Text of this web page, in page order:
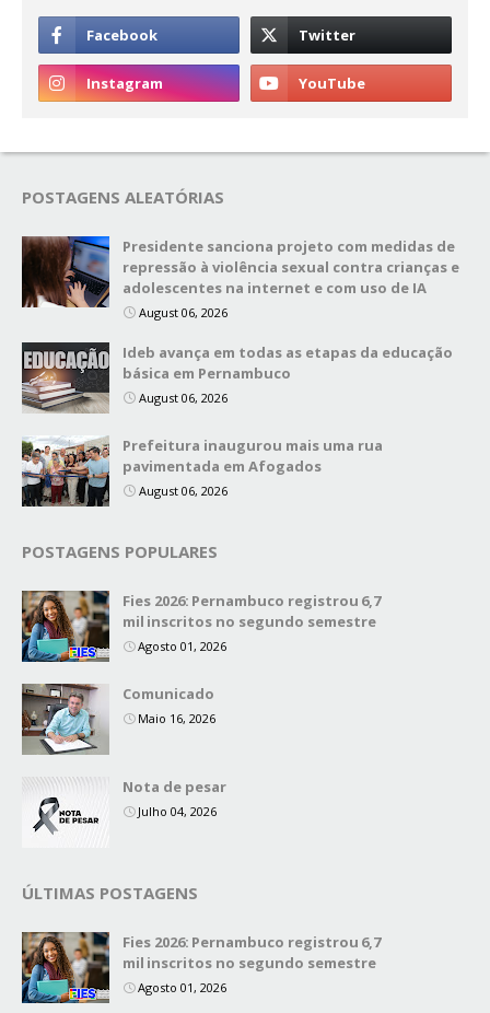
POSTAGENS ALEATÓRIAS
Presidente sanciona projeto com medidas de
repressão à violência sexual contra crianças e
adolescentes na internet e com uso de IA
August 06, 2026
Ideb avança em todas as etapas da educação
básica em Pernambuco
August 06, 2026
Prefeitura inaugurou mais uma rua
pavimentada em Afogados
August 06, 2026
POSTAGENS POPULARES
Fies 2026: Pernambuco registrou 6,7
mil inscritos no segundo semestre
Agosto 01, 2026
Comunicado
Maio 16, 2026
Nota de pesar
Julho 04, 2026
ÚLTIMAS POSTAGENS
Fies 2026: Pernambuco registrou 6,7
mil inscritos no segundo semestre
Agosto 01, 2026